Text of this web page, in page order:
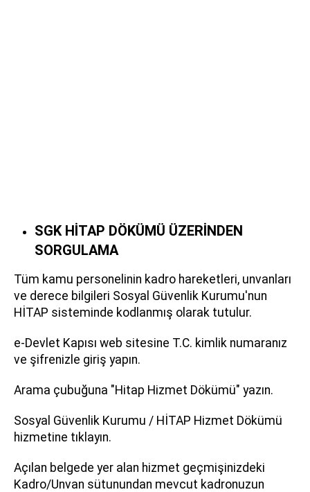
SGK HİTAP DÖKÜMÜ ÜZERİNDEN
SORGULAMA
Tüm kamu personelinin kadro hareketleri, unvanları
ve derece bilgileri Sosyal Güvenlik Kurumu'nun
HİTAP sisteminde kodlanmış olarak tutulur.
e-Devlet Kapısı web sitesine T.C. kimlik numaranız
ve şifrenizle giriş yapın.
Arama çubuğuna "Hitap Hizmet Dökümü" yazın.
Sosyal Güvenlik Kurumu / HİTAP Hizmet Dökümü
hizmetine tıklayın.
Açılan belgede yer alan hizmet geçmişinizdeki
Kadro/Unvan sütunundan mevcut kadronuzun